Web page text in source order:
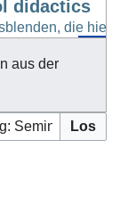
didactics
die
aus der